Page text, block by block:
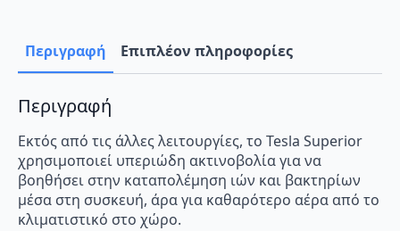
ποσότητα
Περιγραφή Επιπλέον πληροφορίες
Περιγραφή
Εκτός από τις άλλες λειτουργίες, το Tesla Superior
χρησιμοποιεί υπεριώδη ακτινοβολία για να
βοηθήσει στην καταπολέμηση ιών και βακτηρίων
μέσα στη συσκευή, άρα για καθαρότερο αέρα από το
κλιματιστικό στο χώρο.